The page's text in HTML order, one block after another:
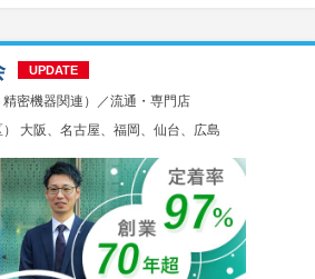
密機器関連）／流通・専門店
大阪、名古屋、福岡、仙台、広島
UPDATE